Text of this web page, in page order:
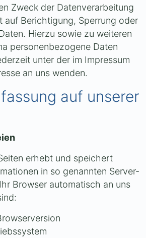
Zweck der Datenverarbeitung
auf Berichtigung, Sperrung oder
Hierzu sowie zu weiteren
personenbezogene Daten
unter der im Impressum
an uns wenden.
auf unserer
erhebt und speichert
in so genannten Server-
Browser automatisch an uns